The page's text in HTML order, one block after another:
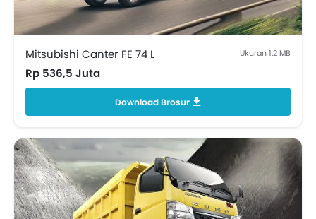
Mitsubishi Canter FE 74 L Ukuran 1.2 MB
Rp 536,5 Juta
Download Brosur